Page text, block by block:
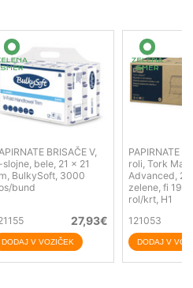
BRISAČE V,
slojne, bele, 21 x 21
BulkySoft, 3000
bund
27,93€
PAPIRNATE
roli, Tork
Advanced, 2-
zelene, fi 19
rol/krt, H1
121053